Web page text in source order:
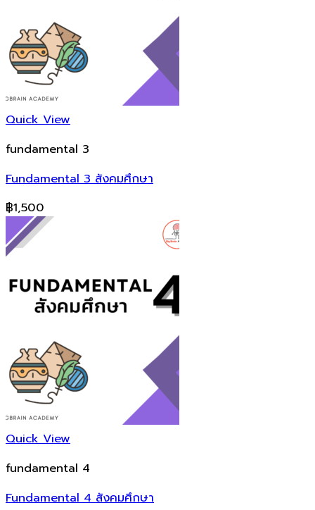
Quick View
fundamental 3
Fundamental 3 สังคมศึกษา
฿1,500
Quick View
fundamental 4
Fundamental 4 สังคมศึกษา